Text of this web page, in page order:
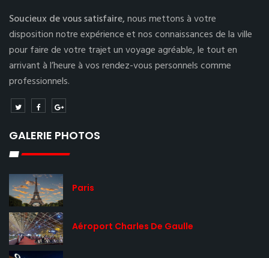
Soucieux de vous satisfaire,nous mettons à votre
disposition notre expérience et nos connaissances de la ville
pour faire de votre trajet un voyage agréable, le tout en
arrivant à l’heure à vos rendez-vous personnels comme
professionnels.
GALERIE PHOTOS
Paris
Aéroport Charles De Gaulle